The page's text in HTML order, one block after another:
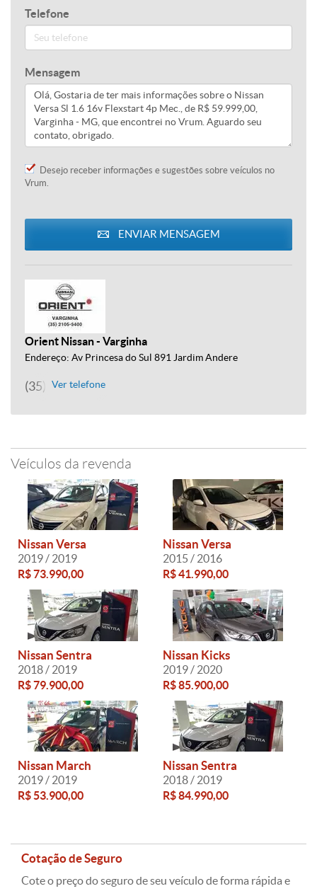
Telefone
Mensagem
Desejo receber informações e sugestões sobre veículos no
Vrum.
ENVIAR MENSAGEM
Orient Nissan - Varginha
Endereço: Av Princesa do Sul 891 Jardim Andere
(35) 2105-5400
Ver telefone
Veículos da revenda
Nissan Versa
2019 / 2019
R$ 73.990,00
Nissan Versa
2015 / 2016
R$ 41.990,00
Nissan Sentra
2018 / 2019
R$ 79.900,00
Nissan Kicks
2019 / 2020
R$ 85.900,00
Nissan March
2019 / 2019
R$ 53.900,00
Nissan Sentra
2018 / 2019
R$ 84.990,00
Cotação de Seguro
Cote o preço do seguro de seu veículo de forma rápida e